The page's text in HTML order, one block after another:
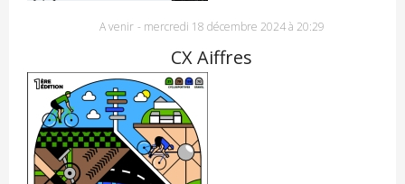
A venir - mercredi 18 décembre 2024 à 20:29
CX Aiffres